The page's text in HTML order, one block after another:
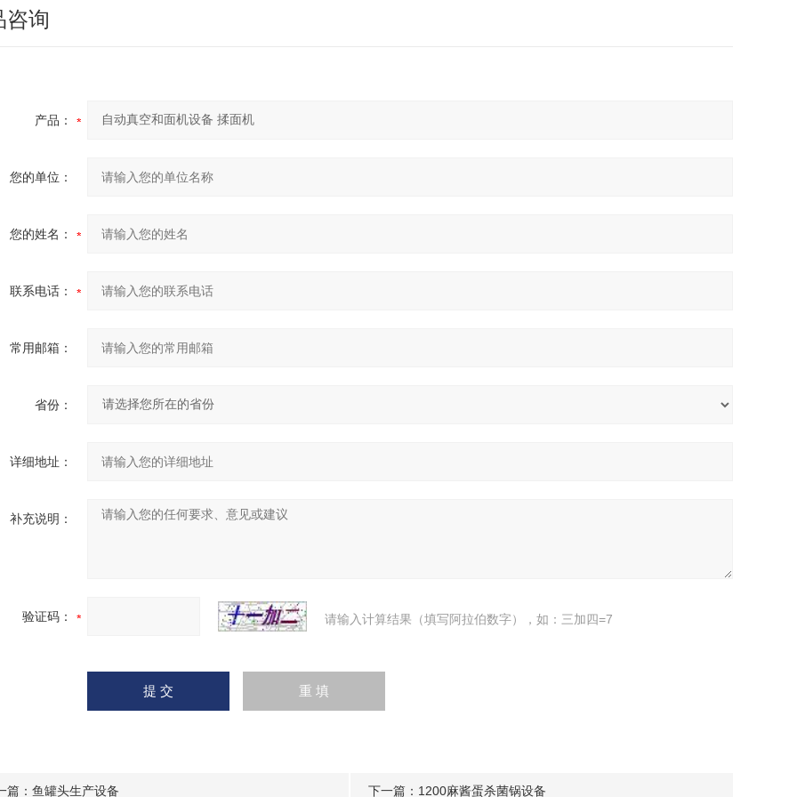
咨询
产品：
您的单位：
您的姓名：
联系电话：
常用邮箱：
省份：
详细地址：
补充说明：
验证码： 请输入计算结果（填写阿拉伯数字），如：三加四=7
篇： 鱼罐头生产设备 下一篇： 1200麻酱蛋杀菌锅设备